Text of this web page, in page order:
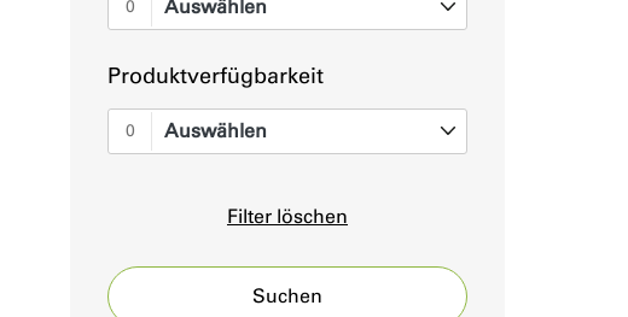
0 Auswählen
Produktverfügbarkeit
0 Auswählen
Filter löschen
Suchen